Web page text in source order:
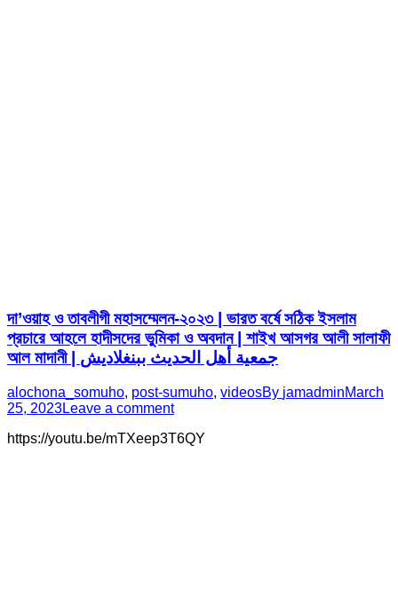
দা’ওয়াহ ও তাবলীগী মহাসম্মেলন-২০২৩ | ভারত বর্ষে সঠিক ইসলাম
প্রচারে আহলে হাদীসদের ভুমিকা ও অবদান | শাইখ আসগর আলী সালাফী
আল মাদানী | جمعية أهل الحديث ببنغلاديش
alochona_somuho, post-sumuho, videosBy jamadminMarch
25, 2023Leave a comment
https://youtu.be/mTXeep3T6QY